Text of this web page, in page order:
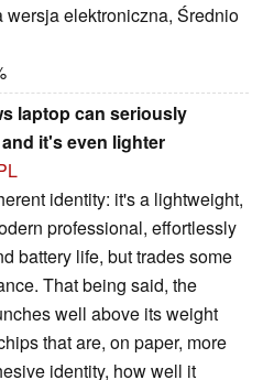
elektroniczna, Średnio
laptop can seriously
it's even lighter
identity: it's a lightweight,
professional, effortlessly
battery life, but trades some
That being said, the
well above its weight
that are, on paper, more
identity, how well it